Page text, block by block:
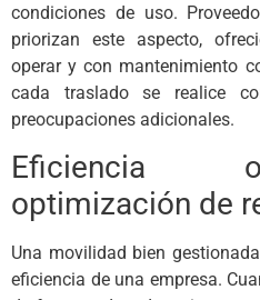
condiciones de uso.
priorizan este aspecto,
operar y con mantenimiento
cada traslado se realice
preocupaciones adicionales.
Eficiencia
optimización de
Una movilidad bien
eficiencia de una empresa.